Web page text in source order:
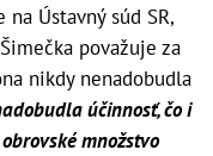
Ústavný súd SR,
považuje za
nikdy nenadobudla
účinnosť, čo i
množstvo